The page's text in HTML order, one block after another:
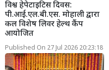
विश्व हेपेटाइटिस दिवस:
पी.आई.एल.बी.एस. मोहाली द्वारा
कल विशेष लिवर हेल्थ कैंप
आयोजित
Published On 27 Jul 2026 20:23:18